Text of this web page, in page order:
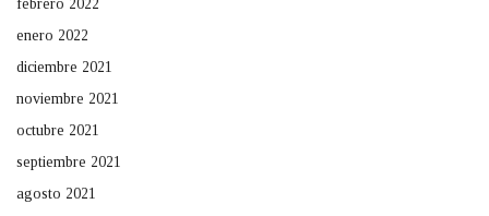
febrero 2022
enero 2022
diciembre 2021
noviembre 2021
octubre 2021
septiembre 2021
agosto 2021